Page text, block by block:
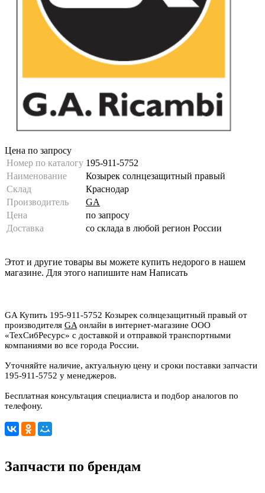
Цена по запросу
Номер по каталогу 195-911-5752
Наименование
Козырек солнцезащитный правый
Склад
Краснодар
Производитель
GA
Цена
по запросу
Доставка
со склада в любой регион России
Этот и другие товары вы можете купить недорого в нашем
магазине. Для этого напишите нам Написать
GA Купить 195-911-5752 Козырек солнцезащитный правый от
производителя GA онлайн в интернет-магазине ООО
«ТехСибРесурс» с доставкой и отправкой транспортными
компаниями во все города России.
Уточняйте наличие, актуальную цену и сроки поставки запчасти
195-911-5752 у менеджеров.
Бесплатная консультация специалиста и подбор аналогов по
телефону.
Запчасти по брендам